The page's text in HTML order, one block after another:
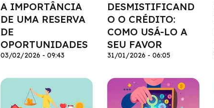
A IMPORTÂNCIA
DE UMA RESERVA
DE
OPORTUNIDADES
03/02/2026 - 09:43
DESMISTIFICAND
O O CRÉDITO:
COMO USÁ-LO A
SEU FAVOR
31/01/2026 - 06:05